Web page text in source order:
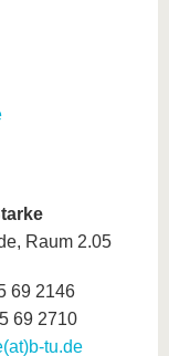
Raum 2.05
69 2146
69 2710
tu.de